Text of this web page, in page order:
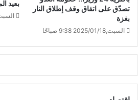
تصدّق على اتفاق وقف إطلاق النار
بغزة
السبت,2025/01/18 9:38 صباحًا
بعيد
السبت,2020/12/19